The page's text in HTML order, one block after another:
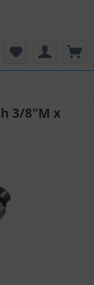
3/8"M x